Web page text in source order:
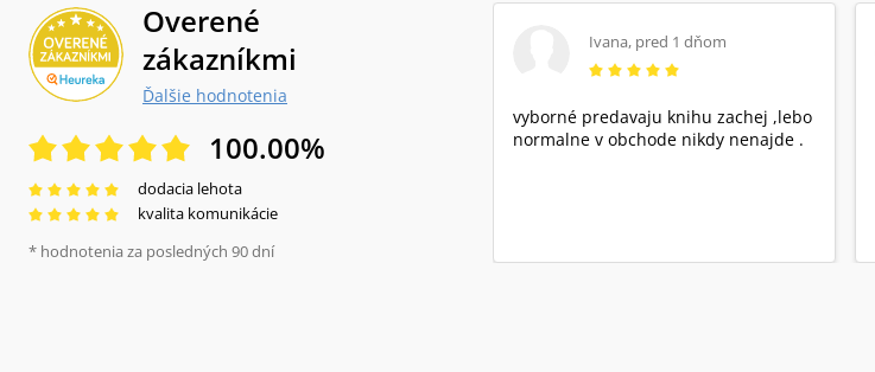
Overené
zákazníkmi
Ďalšie hodnotenia
100.00%
dodacia lehota
kvalita komunikácie
* hodnotenia za posledných 90 dní
Ivana, pred 1 dňom
vyborné predavaju knihu zachej ,lebo
normalne v obchode nikdy nenajde .